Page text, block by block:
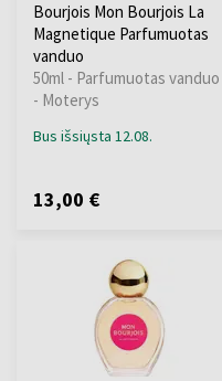
Bourjois Mon Bourjois La
Magnetique Parfumuotas
vanduo
50ml - Parfumuotas vanduo
- Moterys
Bus išsiųsta 12.08.
13,00 €